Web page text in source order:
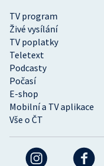
TV program
Živé vysílání
TV poplatky
Teletext
Podcasty
Počasí
E-shop
Mobilní a TV aplikace
Vše o ČT